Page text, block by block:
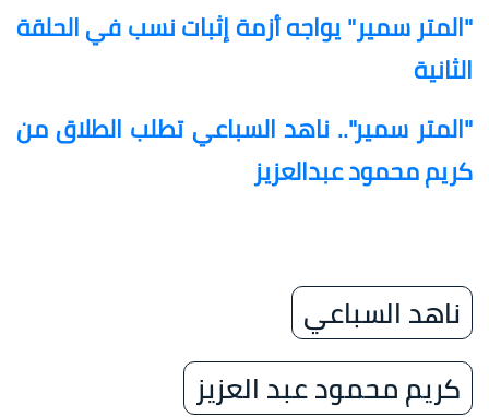
"المتر سمير" يواجه أزمة إثبات نسب في الحلقة
الثانية
"المتر سمير".. ناهد السباعي تطلب الطلاق من
كريم محمود عبدالعزيز
ناهد السباعي
كريم محمود عبد العزيز